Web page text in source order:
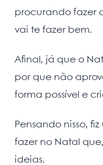
procurando fazer
vai te fazer bem.
Afinal, já que o
por que não
forma possível e
Pensando nisso,
fazer no Natal
ideias.